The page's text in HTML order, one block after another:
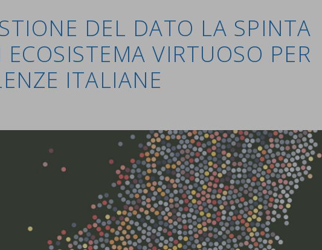
DEL DATO LA SPINTA
VIRTUOSO PER
ITALIANE